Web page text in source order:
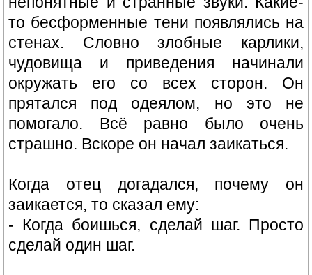
то бесформенные тени появлялись на
стенах. Словно злобные карлики,
чудовища и приведения начинали
окружать его со всех сторон. Он
прятался под одеялом, но это не
помогало. Всё равно было очень
страшно. Вскоре он начал заикаться.
Когда отец догадался, почему он
заикается, то сказал ему:
- Когда боишься, сделай шаг. Просто
сделай один шаг.